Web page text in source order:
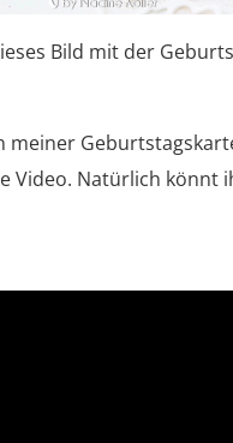
Bild mit der
meiner
Video. Natürlich könnt